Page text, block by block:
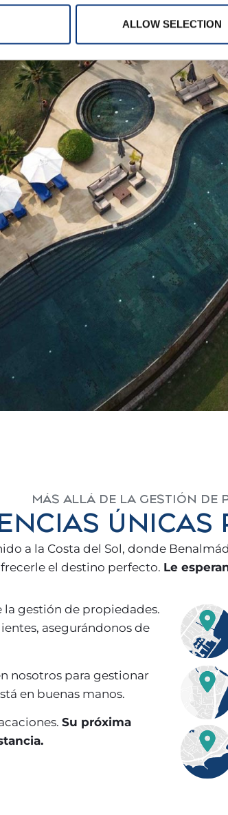
ALLOW SELECTION
MÁS ALLÁ DE LA GESTIÓN DE
ÚNICAS
a la Costa del Sol, donde
el destino perfecto. Le
la gestión de propiedades.
asegurándonos de
nosotros para gestionar
en buenas manos.
Su próxima